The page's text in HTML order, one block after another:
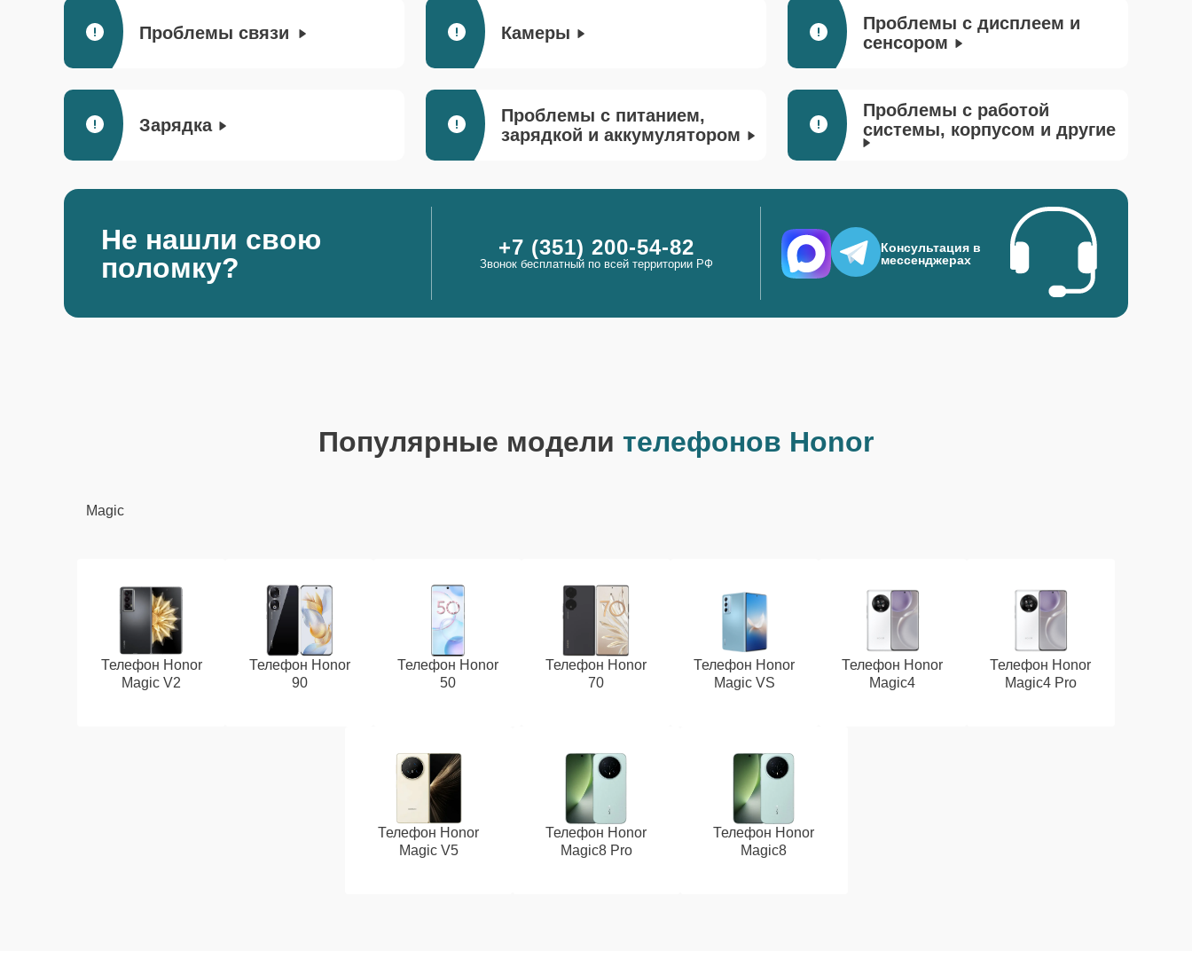
Проблемы связи Камеры
Проблемы с дисплеем и
сенсором
Зарядка
Проблемы с питанием,
зарядкой и аккумулятором
Проблемы с работой
системы, корпусом и другие
Не нашли свою
поломку?
+7 (351) 200-54-82
Звонок бесплатный по всей территории РФ
Консультация в
мессенджерах
Популярные модели телефонов Honor
Magic
Телефон Honor
Magic V2
Телефон Honor
90
Телефон Honor
50
Телефон Honor
70
Телефон Honor
Magic VS
Телефон Honor
Magic4
Телефон Honor
Magic4 Pro
Телефон Honor
Magic V5
Телефон Honor
Magic8 Pro
Телефон Honor
Magic8